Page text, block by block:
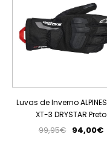
Luvas de Inverno
XT-3 DRYSTAR Preto
99,95€ 94,00€